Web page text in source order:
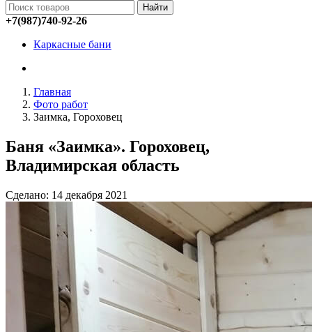
+7(987)740-92-26
Каркасные бани
Главная
Фото работ
Заимка, Гороховец
Баня «Заимка». Гороховец,
Владимирская область
Сделано: 14 декабря 2021